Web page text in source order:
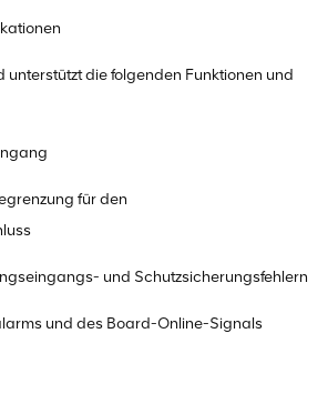
die folgenden Funktionen und
für den
und Schutzsicherungsfehlern
und des Board-Online-Signals